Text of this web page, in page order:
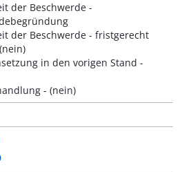
der Beschwerde -
der Beschwerde - fristgerecht
in den vorigen Stand -
- (nein)